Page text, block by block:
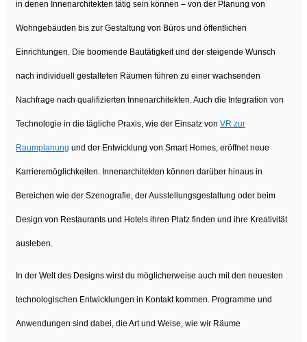
in denen Innenarchitekten tätig sein können – von der Planung von
Wohngebäuden bis zur Gestaltung von Büros und öffentlichen
Einrichtungen. Die boomende Bautätigkeit und der steigende Wunsch
nach individuell gestalteten Räumen führen zu einer wachsenden
Nachfrage nach qualifizierten Innenarchitekten. Auch die Integration von
Technologie in die tägliche Praxis, wie der Einsatz von VR zur
Raumplanung und der Entwicklung von Smart Homes, eröffnet neue
Karrieremöglichkeiten. Innenarchitekten können darüber hinaus in
Bereichen wie der Szenografie, der Ausstellungsgestaltung oder beim
Design von Restaurants und Hotels ihren Platz finden und ihre Kreativität
ausleben.
In der Welt des Designs wirst du möglicherweise auch mit den neuesten
technologischen Entwicklungen in Kontakt kommen. Programme und
Anwendungen sind dabei, die Art und Weise, wie wir Räume